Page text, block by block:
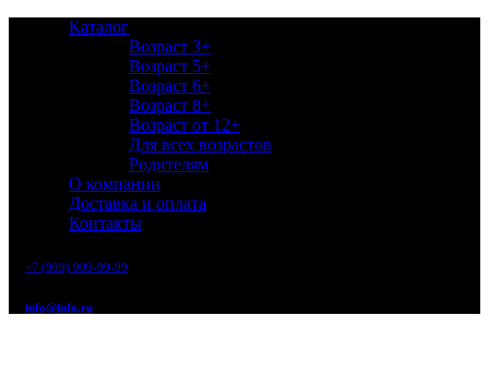
Каталог
Возраст 3+
Возраст 5+
Возраст 6+
Возраст 8+
Возраст от 12+
Для всех возрастов
Родителям
О компании
Доставка и оплата
Контакты
+7 (999) 999-99-99
info@info.ru